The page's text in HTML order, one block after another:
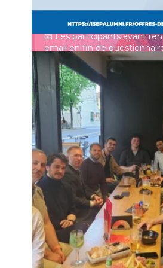
Charger plus
professionnelle des
français.
📧 Les participants ayant
email en fin de
synthèse des résultats...Voir
il y a 4 mois
Voir sur Facebook
Mot de passe
Se souvenir
Connexion
Identifiant oublié ?
oublié ?